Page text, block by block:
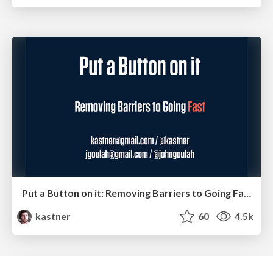
Put a Button on it: Removing Barriers to Going Fast.
kastner
60 4.5k